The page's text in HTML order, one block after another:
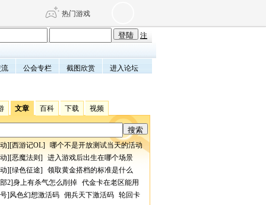
热门游戏
DNF 传奇4
剑网3旗舰版 新天龙八部
诛仙世界 仙剑世界
注
公会专栏 截图欣赏 进入论坛
文章 百科 下载 视频
][西游记OL] 哪个不是开放测试当天的活动
][恶魔法则 ] 进入游戏后出生在哪个场景
][绿色征途] 领取黄金搭档的标准是什么
2]身上有杀气怎么削掉 代金卡在老区能用
]风色幻想激活码 佣兵天下激活码 轮回卡